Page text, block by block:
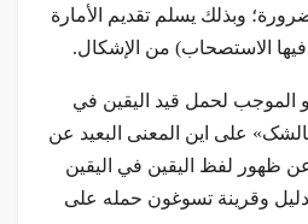
وبذلك يسلم تقديم الأمارة
فيها الاستصحاب) من الإشكال.
الموجب لحمل قيد اليقين في
على این المعنى البعيد عن
عن ظهور لفظ اليقين في اليقين
دليل وقرينة تسوغون حمله على